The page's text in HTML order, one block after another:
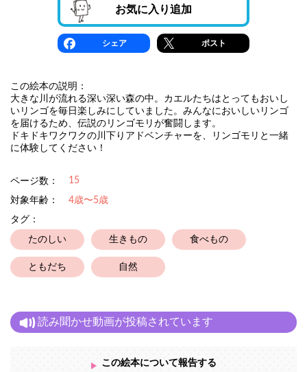
お気に入り追加
シェア ポスト
この絵本の説明：
大きな川が流れる深い深い森の中。カエルたちはとってもおいし
いリンゴを毎日楽しみにしていました。みんなにおいしいリンゴ
を届けるため、伝説のリンゴモリが奮闘します。
ドキドキワクワクの川下りアドベンチャーを、リンゴモリと一緒
に体験してください！
ページ数： 15
対象年齢：
4歳〜5歳
タグ：
たのしい 生きもの 食べもの
ともだち 自然
読み聞かせ動画が投稿されています
この絵本について報告する